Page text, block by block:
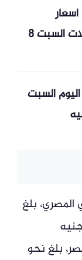
أسعار
الذهب في مصر بمساء تعاملات السبت 8
السبت
المصري، بلغ
جنيه للشراء، و170.65 جنيه
بلغ نحو